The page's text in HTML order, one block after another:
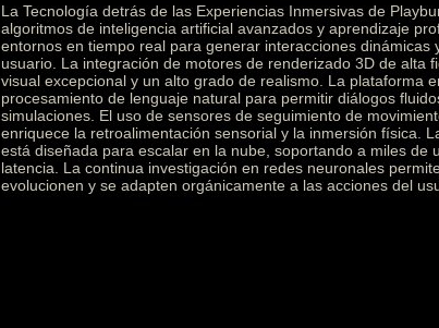
La Tecnología detrás de las Experiencias Inmersivas de
algoritmos de inteligencia artificial avanzados y aprendizaje
entornos en tiempo real para generar interacciones dinámicas
usuario. La integración de motores de renderizado 3D de alta
visual excepcional y un alto grado de realismo. La plataforma
procesamiento de lenguaje natural para permitir diálogos
simulaciones. El uso de sensores de seguimiento de
enriquece la retroalimentación sensorial y la inmersión física.
está diseñada para escalar en la nube, soportando a miles de
latencia. La continua investigación en redes neuronales
evolucionen y se adapten orgánicamente a las acciones del